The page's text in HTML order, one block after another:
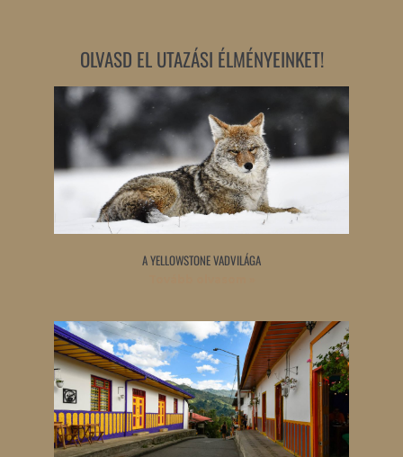
OLVASD EL UTAZÁSI ÉLMÉNYEINKET!
A YELLOWSTONE VADVILÁGA